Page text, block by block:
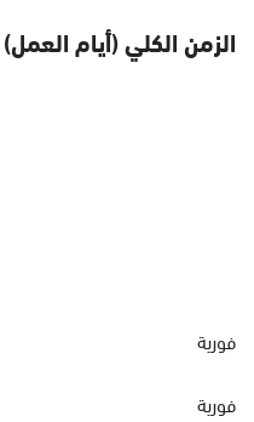
الزمن الكلي (أيام العمل)
فورية
فورية